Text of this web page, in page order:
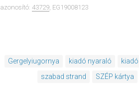
azonosító: 43729, EG19008123
Gergelyiugornya kiadó nyaraló
szabad strand
SZÉP kártya